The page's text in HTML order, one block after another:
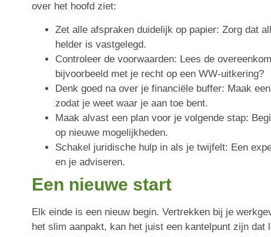
over het hoofd ziet:
Zet alle afspraken duidelijk op papier: Zorg dat
helder is vastgelegd.
Controleer de voorwaarden: Lees de
bijvoorbeeld met je recht op een WW-uitkering?
Denk goed na over je financiële buffer: Maak
zodat je weet waar je aan toe bent.
Maak alvast een plan voor je volgende stap:
op nieuwe mogelijkheden.
Schakel juridische hulp in als je twijfelt: Een
en je adviseren.
Een nieuwe start
Elk einde is een nieuw begin. Vertrekken bij je
het slim aanpakt, kan het juist een kantelpunt zijn